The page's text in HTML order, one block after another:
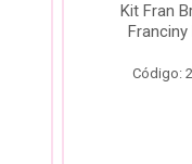
Kit Fran
Franciny
Código: